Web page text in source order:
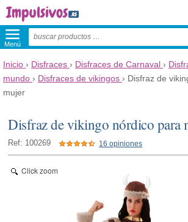
Menú
Inicio › Disfraces › Disfraces de Carnaval ›
mundo › Disfraces de vikingos › Disfraz de
mujer
Disfraz de vikingo nórdico para
Ref: 100269 16 opiniones
Click zoom